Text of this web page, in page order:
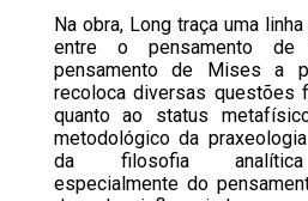
Na obra, Long traça uma
entre o pensamento
pensamento de Mises a
recoloca diversas questões
quanto ao status
metodológico da
da filosofia analítica
especialmente do